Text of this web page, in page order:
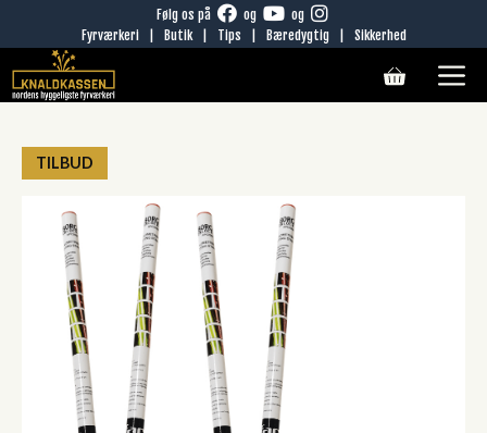
til
indhold
Følg os på og
og
Fyrværkeri
Butik Tips Bæredygtig Sikkerhed
TILBUD